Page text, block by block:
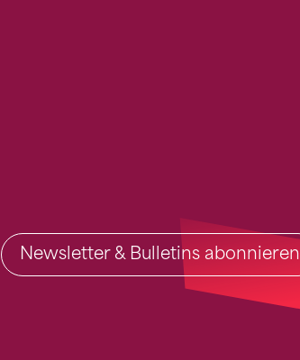
Newsletter & Bulletins abonnieren